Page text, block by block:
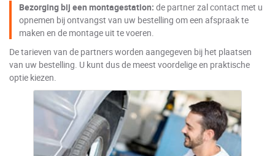
Bezorging bij een montagestation: de partner zal contact met u
opnemen bij ontvangst van uw bestelling om een afspraak te
maken en de montage uit te voeren.
De tarieven van de partners worden aangegeven bij het plaatsen
van uw bestelling. U kunt dus de meest voordelige en praktische
optie kiezen.